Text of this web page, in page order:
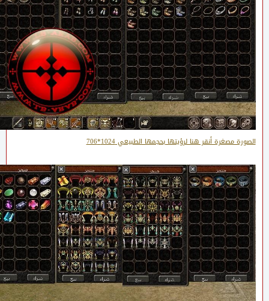
الصورة مصغرة أنقر هنا لرؤيتها بحجمها الطبيعي 1024*706